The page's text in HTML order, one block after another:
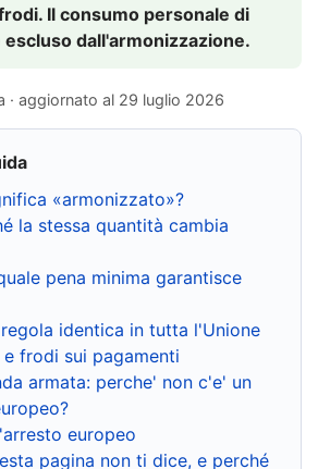
Il consumo personale di
dall'armonizzazione.
aggiornato al 29 luglio 2026
«armonizzato»?
la stessa quantità cambia
pena minima garantisce
identica in tutta l'Unione
frodi sui pagamenti
armata: perche' non c'e' un
europeo
pagina non ti dice, e perché